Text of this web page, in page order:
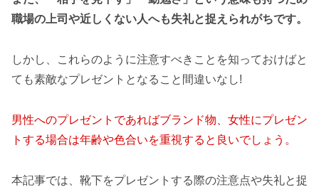
職場の上司や近しくない人へも失礼と捉えられがちです。
しかし、これらのように注意すべきことを知っておけばと
ても素敵なプレゼントとなること間違いなし!
男性へのプレゼントであればブランド物、女性にプレゼン
トする場合は年齢や色合いを重視すると良いでしょう。
本記事では、靴下をプレゼントする際の注意点や失礼と捉